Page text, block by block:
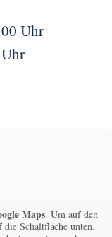
Uhr
Maps. Um auf den
Schaltfläche unten.